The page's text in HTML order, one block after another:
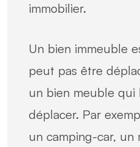
immobilier.
Un bien immeuble
peut pas être
un bien meuble qui
déplacer. Par
un camping-car, un